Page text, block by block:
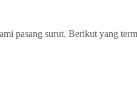
pasang surut. Berikut yang